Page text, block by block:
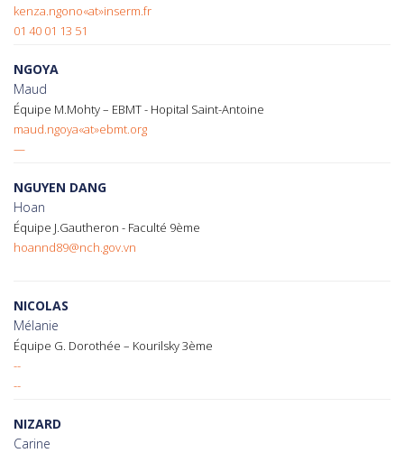
kenza.ngono«at»inserm.fr
01 40 01 13 51
NGOYA
Maud
Équipe M.Mohty – EBMT - Hopital Saint-Antoine
maud.ngoya«at»ebmt.org
—
NGUYEN DANG
Hoan
Équipe J.Gautheron - Faculté 9ème
hoannd89@nch.gov.vn
NICOLAS
Mélanie
Équipe G. Dorothée – Kourilsky 3ème
--
--
NIZARD
Carine